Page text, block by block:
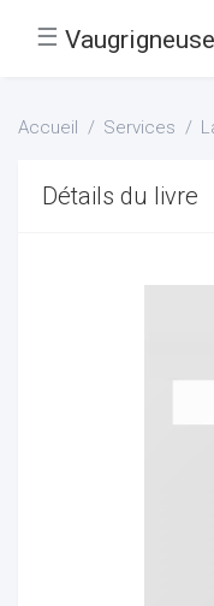
☰ Vaugrigneuse
Accueil Services
Détails du livre